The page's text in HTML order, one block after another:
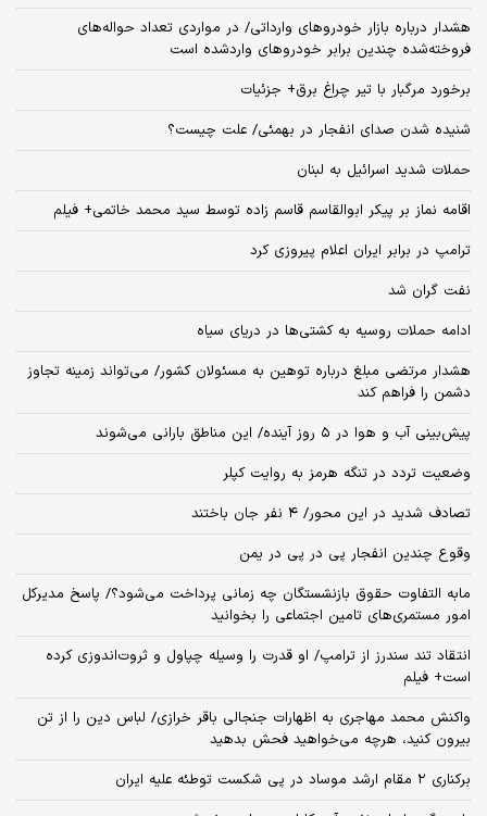
هشدار درباره بازار خودروهای وارداتی/ در مواردی تعداد حواله‌های
فروخته‌شده چندین برابر خودروهای واردشده است
برخورد مرگبار با تیر چراغ برق+ جزئیات
شنیده شدن صدای انفجار در بهمئی/ علت چیست؟
حملات شدید اسرائیل به لبنان
اقامه نماز بر پیکر ابوالقاسم قاسم زاده توسط سید محمد خاتمی+ فیلم
ترامپ در برابر ایران اعلام پیروزی کرد
نفت گران شد
ادامه حملات روسیه به کشتی‌ها در دریای سیاه
هشدار مرتضی مبلغ درباره توهین به مسئولان کشور/ می‌تواند زمینه تجاوز
دشمن را فراهم کند
پیش‌بینی آب و هوا در ۵ روز آینده/ این مناطق بارانی می‌شوند
وضعیت تردد در تنگه هرمز به روایت کپلر
تصادف شدید در این محور/ ۴ نفر جان باختند
وقوع چندین انفجار پی در پی در یمن
مابه التفاوت حقوق بازنشستگان چه زمانی پرداخت می‌شود؟/ پاسخ مدیرکل
امور مستمری‌های تامین اجتماعی را بخوانید
انتقاد تند سندرز از ترامپ/ او قدرت را وسیله چپاول و ثروت‌اندوزی کرده
است+ فیلم
واکنش محمد مهاجری به اظهارات جنجالی باقر خرازی/ لباس دین را از تن
بیرون کنید، هرچه می‌خواهید فحش بدهید
برکناری ۲ مقام‌ ارشد موساد در پی شکست توطئه علیه ایران